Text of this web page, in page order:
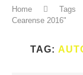
Home Tags
Cearense 2016"
TAG: